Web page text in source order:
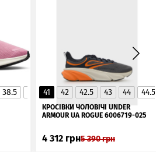
38.5 40 40.5
41
▲
41 42 42.5 43 44 44.5
КРОСІВКИ ЧОЛОВІЧІ UNDER
ARMOUR UA ROGUE 6006719-025
4 312 грн5 390грн